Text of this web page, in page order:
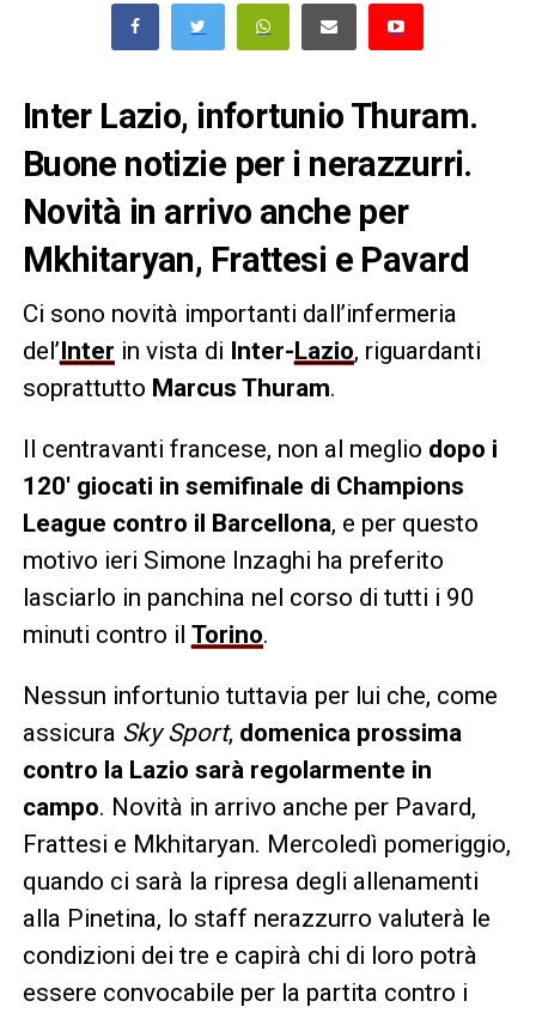
Inter Lazio, infortunio Thuram.
Buone notizie per i nerazzurri.
Novità in arrivo anche per
Mkhitaryan, Frattesi e Pavard
Ci sono novità importanti dall’infermeria
del’Inter in vista di Inter-Lazio, riguardanti
soprattutto Marcus Thuram.
Il centravanti francese, non al meglio dopo i
120′ giocati in semifinale di Champions
League contro il Barcellona, e per questo
motivo ieri Simone Inzaghi ha preferito
lasciarlo in panchina nel corso di tutti i 90
minuti contro il Torino.
Nessun infortunio tuttavia per lui che, come
assicura Sky Sport, domenica prossima
contro la Lazio sarà regolarmente in
campo. Novità in arrivo anche per Pavard,
Frattesi e Mkhitaryan. Mercoledì pomeriggio,
quando ci sarà la ripresa degli allenamenti
alla Pinetina, lo staff nerazzurro valuterà le
condizioni dei tre e capirà chi di loro potrà
essere convocabile per la partita contro i